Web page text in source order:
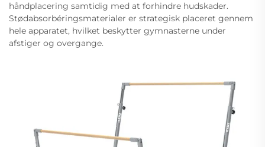
håndplacering samtidig med at forhindre hudskader.
Stødabsorbéringsmaterialer er strategisk placeret gennem
hele apparatet, hvilket beskytter gymnasterne under
afstiger og overgange.